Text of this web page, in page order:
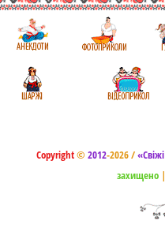
Copyright© 2012-2026 /«Свіжі
захищено |